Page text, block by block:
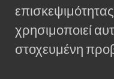
χρησιμοποιεί
στοχευμένη